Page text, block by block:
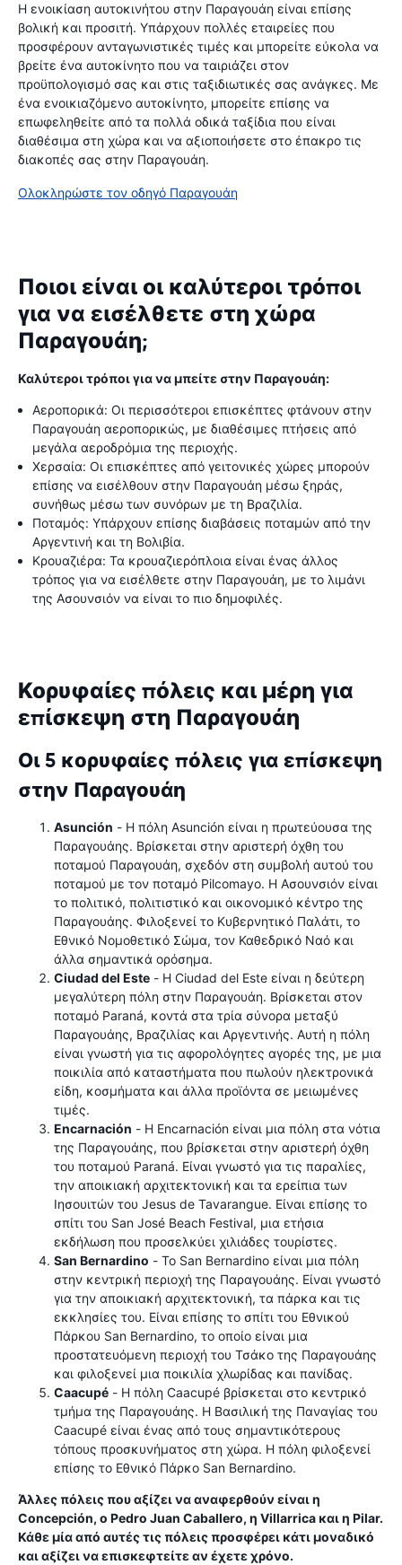
Η ενοικίαση αυτοκινήτου στην Παραγουάη είναι επίσης
βολική και προσιτή. Υπάρχουν πολλές εταιρείες που
προσφέρουν ανταγωνιστικές τιμές και μπορείτε εύκολα να
βρείτε ένα αυτοκίνητο που να ταιριάζει στον
προϋπολογισμό σας και στις ταξιδιωτικές σας ανάγκες. Με
ένα ενοικιαζόμενο αυτοκίνητο, μπορείτε επίσης να
επωφεληθείτε από τα πολλά οδικά ταξίδια που είναι
διαθέσιμα στη χώρα και να αξιοποιήσετε στο έπακρο τις
διακοπές σας στην Παραγουάη.
Ολοκληρώστε τον οδηγό Παραγουάη
Ποιοι είναι οι καλύτεροι τρόποι
για να εισέλθετε στη χώρα
Παραγουάη;
Καλύτεροι τρόποι για να μπείτε στην Παραγουάη:
Αεροπορικά: Οι περισσότεροι επισκέπτες φτάνουν στην
Παραγουάη αεροπορικώς, με διαθέσιμες πτήσεις από
μεγάλα αεροδρόμια της περιοχής.
Χερσαία: Οι επισκέπτες από γειτονικές χώρες μπορούν
επίσης να εισέλθουν στην Παραγουάη μέσω ξηράς,
συνήθως μέσω των συνόρων με τη Βραζιλία.
Ποταμός: Υπάρχουν επίσης διαβάσεις ποταμών από την
Αργεντινή και τη Βολιβία.
Κρουαζιέρα: Τα κρουαζιερόπλοια είναι ένας άλλος
τρόπος για να εισέλθετε στην Παραγουάη, με το λιμάνι
της Ασουνσιόν να είναι το πιο δημοφιλές.
Κορυφαίες πόλεις και μέρη για
επίσκεψη στη Παραγουάη
Οι 5 κορυφαίες πόλεις για επίσκεψη
στην Παραγουάη
Asunción - Η πόλη Asunción είναι η πρωτεύουσα της
Παραγουάης. Βρίσκεται στην αριστερή όχθη του
ποταμού Παραγουάη, σχεδόν στη συμβολή αυτού του
ποταμού με τον ποταμό Pilcomayo. Η Ασουνσιόν είναι
το πολιτικό, πολιτιστικό και οικονομικό κέντρο της
Παραγουάης. Φιλοξενεί το Κυβερνητικό Παλάτι, το
Εθνικό Νομοθετικό Σώμα, τον Καθεδρικό Ναό και
άλλα σημαντικά ορόσημα.
Ciudad del Este - Η Ciudad del Este είναι η δεύτερη
μεγαλύτερη πόλη στην Παραγουάη. Βρίσκεται στον
ποταμό Paraná, κοντά στα τρία σύνορα μεταξύ
Παραγουάης, Βραζιλίας και Αργεντινής. Αυτή η πόλη
είναι γνωστή για τις αφορολόγητες αγορές της, με μια
ποικιλία από καταστήματα που πωλούν ηλεκτρονικά
είδη, κοσμήματα και άλλα προϊόντα σε μειωμένες
τιμές.
Encarnación - Η Encarnación είναι μια πόλη στα νότια
της Παραγουάης, που βρίσκεται στην αριστερή όχθη
του ποταμού Paraná. Είναι γνωστό για τις παραλίες,
την αποικιακή αρχιτεκτονική και τα ερείπια των
Ιησουιτών του Jesus de Tavarangue. Είναι επίσης το
σπίτι του San José Beach Festival, μια ετήσια
εκδήλωση που προσελκύει χιλιάδες τουρίστες.
San Bernardino - Το San Bernardino είναι μια πόλη
στην κεντρική περιοχή της Παραγουάης. Είναι γνωστό
για την αποικιακή αρχιτεκτονική, τα πάρκα και τις
εκκλησίες του. Είναι επίσης το σπίτι του Εθνικού
Πάρκου San Bernardino, το οποίο είναι μια
προστατευόμενη περιοχή του Τσάκο της Παραγουάης
και φιλοξενεί μια ποικιλία χλωρίδας και πανίδας.
Caacupé - Η πόλη Caacupé βρίσκεται στο κεντρικό
τμήμα της Παραγουάης. Η Βασιλική της Παναγίας του
Caacupé είναι ένας από τους σημαντικότερους
τόπους προσκυνήματος στη χώρα. Η πόλη φιλοξενεί
επίσης το Εθνικό Πάρκο San Bernardino.
Άλλες πόλεις που αξίζει να αναφερθούν είναι η
Concepción, ο Pedro Juan Caballero, η Villarrica και η Pilar.
Κάθε μία από αυτές τις πόλεις προσφέρει κάτι μοναδικό
και αξίζει να επισκεφτείτε αν έχετε χρόνο.